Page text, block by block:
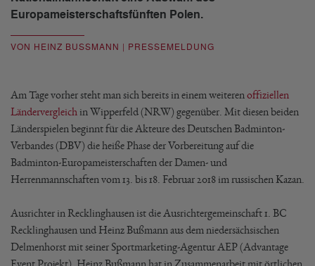
Europameisterschaftsfünften Polen.
VON HEINZ BUSSMANN | PRESSEMELDUNG
Am Tage vorher steht man sich bereits in einem weiteren offiziellen
Ländervergleich in Wipperfeld (NRW) gegenüber. Mit diesen beiden
Länderspielen beginnt für die Akteure des Deutschen Badminton-
Verbandes (DBV) die heiße Phase der Vorbereitung auf die
Badminton-Europameisterschaften der Damen- und
Herrenmannschaften vom 13. bis 18. Februar 2018 im russischen Kazan.
Ausrichter in Recklinghausen ist die Ausrichtergemeinschaft 1. BC
Recklinghausen und Heinz Bußmann aus dem niedersächsischen
Delmenhorst mit seiner Sportmarketing-Agentur AEP (Advantage
Event Projekt). Heinz Bußmann hat in Zusammenarbeit mit örtlichen